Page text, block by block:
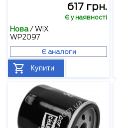
617 грн.
Є у наявності
Нова/WIX
WP2097
Є аналоги
Купити